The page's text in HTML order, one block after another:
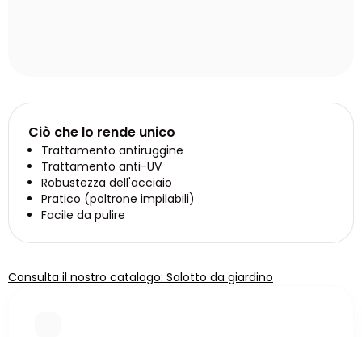
Ciò che lo rende unico
Trattamento antiruggine
Trattamento anti-UV
Robustezza dell'acciaio
Pratico (poltrone impilabili)
Facile da pulire
Consulta il nostro catalogo: Salotto da giardino